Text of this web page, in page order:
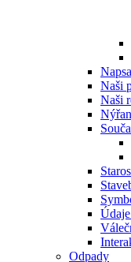
Naši
Naši
Odpady